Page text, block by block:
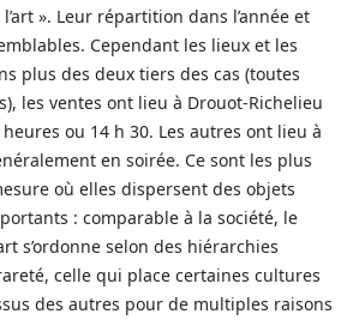
». Leur répartition dans l’année et
Cependant les lieux et les
plus des deux tiers des cas (toutes
les ventes ont lieu à Drouot-Richelieu
ou 14 h 30. Les autres ont lieu à
en soirée. Ce sont les plus
où elles dispersent des objets
: comparable à la société, le
s’ordonne selon des hiérarchies
celle qui place certaines cultures
des autres pour de multiples raisons